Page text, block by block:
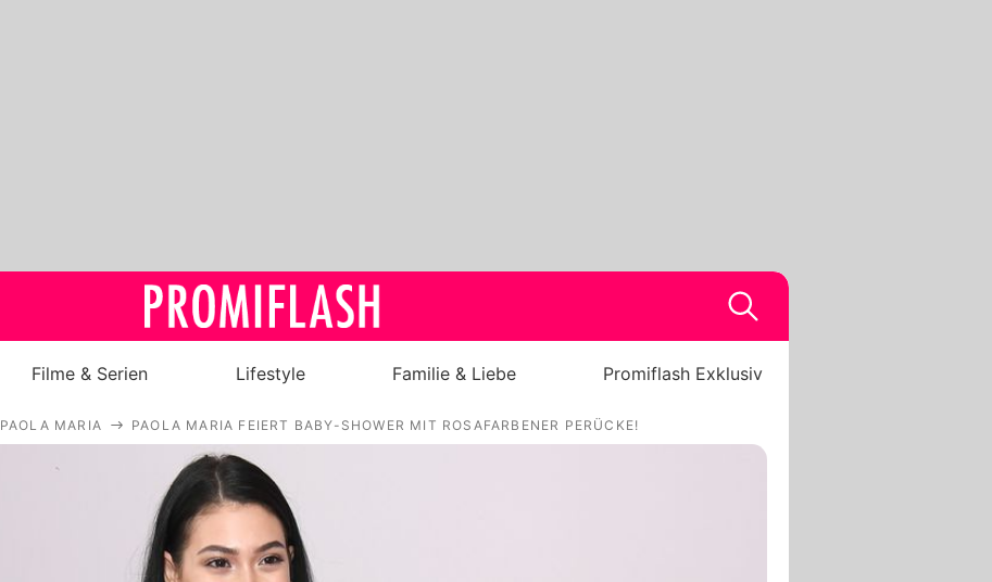
Royals
Stars
Filme & Serien
Lifestyle
Filme & Serien Lifestyle Familie & Liebe Promiflash Exklusiv
PAOLA MARIA PAOLA MARIA FEIERT BABY-SHOWER MIT ROSAFARBENER PERÜCKE!